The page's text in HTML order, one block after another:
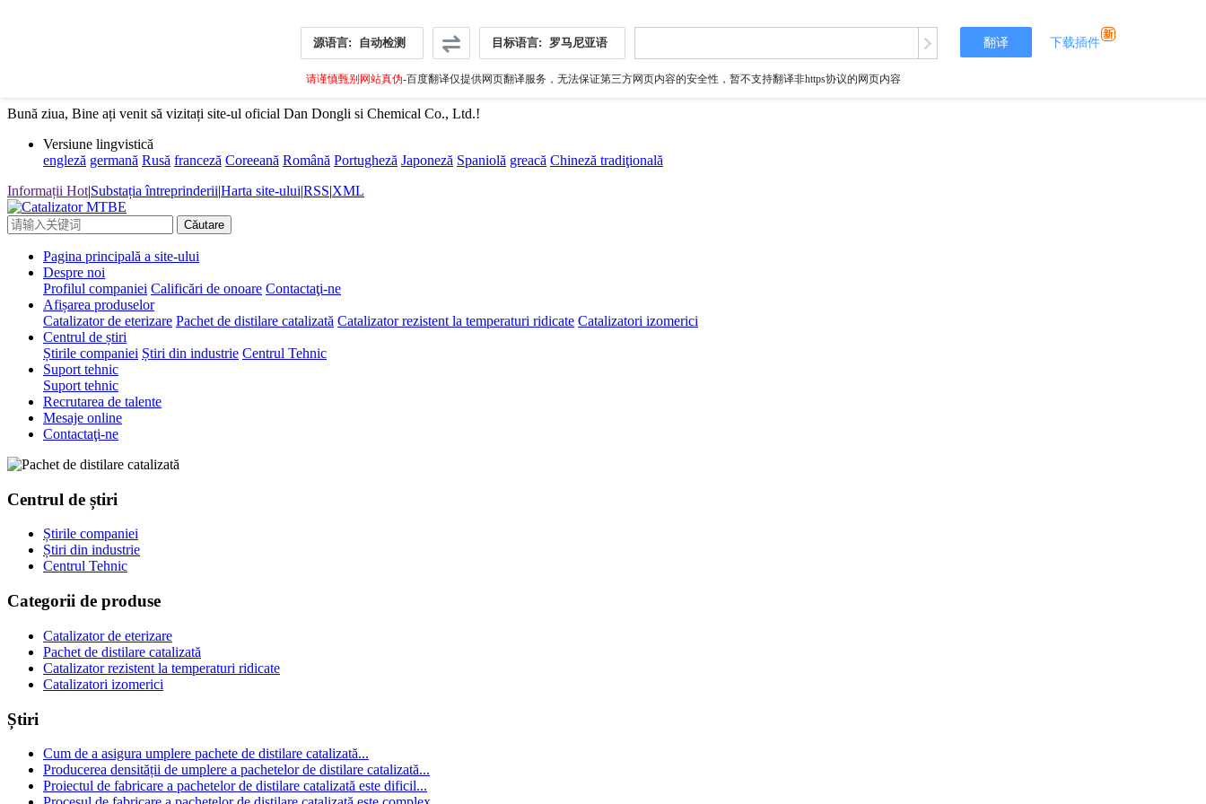
源语言: 自动检测 目标语言: 罗马尼亚语 翻译 下载插件
请谨慎甄别网站真伪-百度翻译仅提供网页翻译服务，无法保证第三方网页内容的安全性，暂不支持翻译非https协议的网页内容